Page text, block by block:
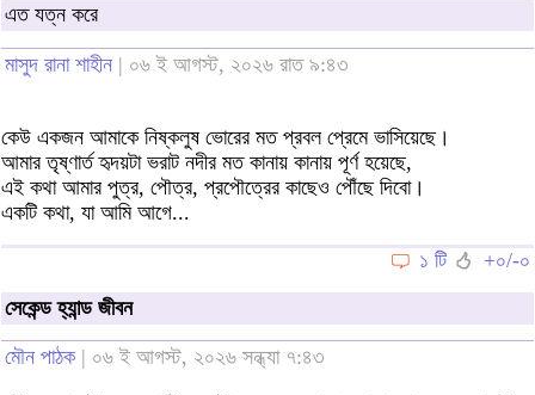
এত যত্ন করে
মাসুদ রানা শাহীন | ০৬ ই আগস্ট, ২০২৬ রাত ৯:৪৩
কেউ একজন আমাকে নিষ্কলুষ ভোরের মত প্রবল প্রেমে ভাসিয়েছে।
আমার তৃষ্ণার্ত হৃদয়টা ভরাট নদীর মত কানায় কানায় পূর্ণ হয়েছে,
এই কথা আমার পুত্র, পৌত্র, প্রপৌত্রের কাছেও পৌঁছে দিবো।
একটি কথা, যা আমি আগে...
১ টি
+০/-০
সেকেন্ড হ্যান্ড জীবন
মৌন পাঠক| ০৬ ই আগস্ট, ২০২৬ সন্ধ্যা ৭:৪৩